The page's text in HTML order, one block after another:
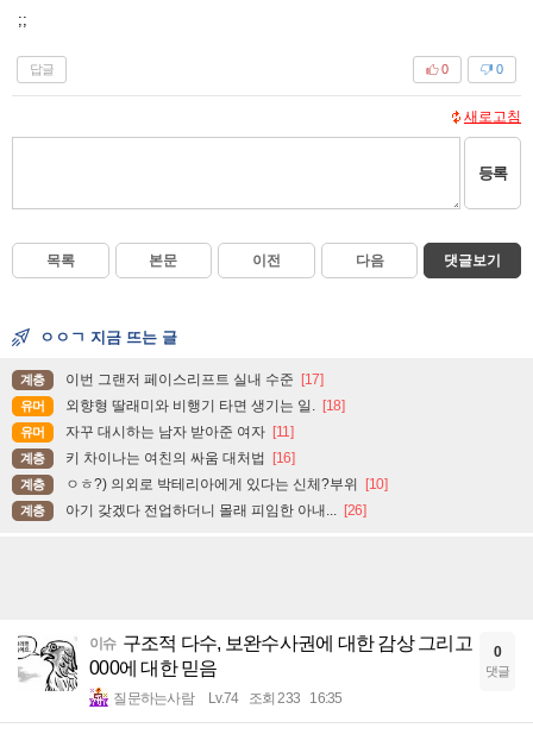
;;
답글 0
0
새로고침
등록
목록 본문 이전 다음 댓글보기
ㅇㅇㄱ 지금 뜨는 글
계층 이번 그랜저 페이스리프트 실내 수준 [17]
유머 외향형 딸래미와 비행기 타면 생기는 일. [18]
유머 자꾸 대시하는 남자 받아준 여자 [11]
계층 키 차이나는 여친의 싸움 대처법 [16]
계층 ㅇㅎ?) 의외로 박테리아에게 있다는 신체?부위 [10]
계층 아기 갖겠다 전업하더니 몰래 피임한 아내... [26]
이슈 구조적 다수, 보완수사권에 대한 감상 그리고
000에 대한 믿음
질문하는사람 Lv.74 조회 233 16:35
0
댓글